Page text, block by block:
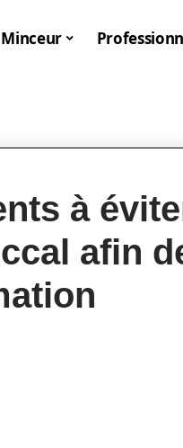
Minceur
à
afin